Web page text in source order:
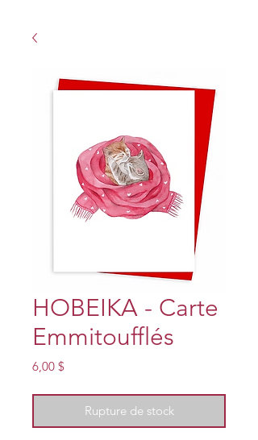
HOBEIKA - Carte
Emmitoufflés
6,00 $
Rupture de stock